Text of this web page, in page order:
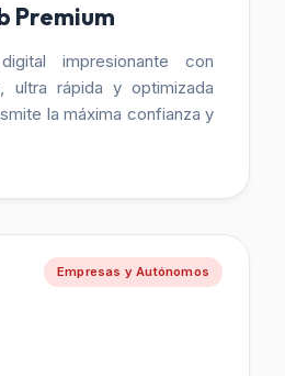
Premium
impresionante con
ultra rápida y optimizada
la máxima confianza y
Empresas y Autónomos